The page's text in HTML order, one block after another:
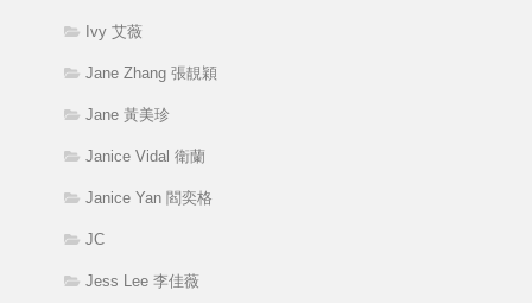
Ivy 艾薇
Jane Zhang 張靚穎
Jane 黃美珍
Janice Vidal 衛蘭
Janice Yan 閻奕格
JC
Jess Lee 李佳薇